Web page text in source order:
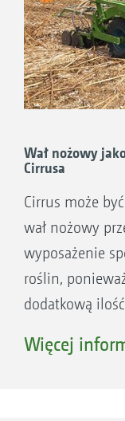
Wał nożowy
Cirrusa
Cirrus może
wał nożowy
wyposażenie
roślin,
dodatkową
dodatkowych
Więcej